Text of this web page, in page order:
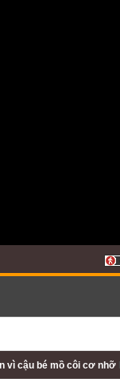
vì cậu bé mồ côi cơ nhỡ